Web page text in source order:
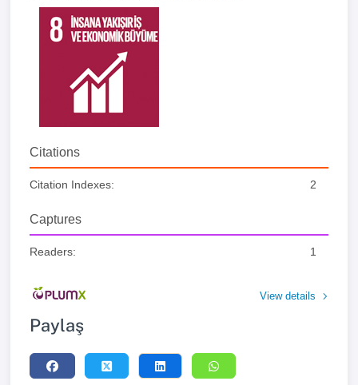
Citations
Citation Indexes: 2
Captures
Readers: 1
View details
Paylaş